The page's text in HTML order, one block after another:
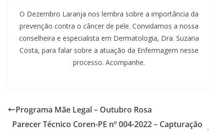
O Dezembro Laranja nos lembra sobre a importância da
prevenção contra o câncer de pele. Convidamos a nossa
conselheira e especialista em Dermatologia, Dra. Suzana
Costa, para falar sobre a atuação da Enfermagem nesse
processo. Acompanhe.
Programa Mãe Legal – Outubro Rosa
Parecer Técnico Coren-PE nº 004-2022 – Capturação